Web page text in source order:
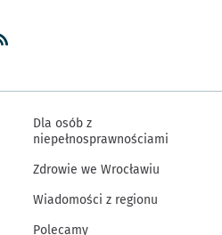
Dla osób z
niepełnosprawnościami
Zdrowie we Wrocławiu
Wiadomości z regionu
Polecamy